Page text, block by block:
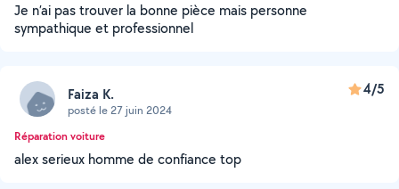
Je n’ai pas trouver la bonne pièce mais personne
sympathique et professionnel
Faiza K.
posté le 27 juin 2024
4/5
Réparation voiture
alex serieux homme de confiance top